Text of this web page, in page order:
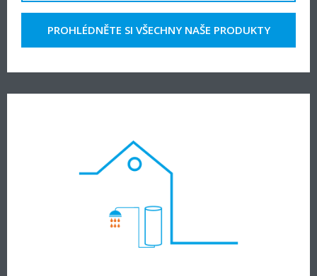
PROHLÉDNĚTE SI VŠECHNY NAŠE PRODUKTY